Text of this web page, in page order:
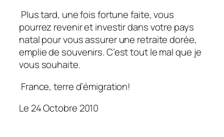
Plus tard, une fois fortune faite, vous
pourrez revenir et investir dans votre pays
natal pour vous assurer une retraite dorée,
emplie de souvenirs. C’est tout le mal que je
vous souhaite.
France, terre d’émigration!
Le 24 Octobre 2010